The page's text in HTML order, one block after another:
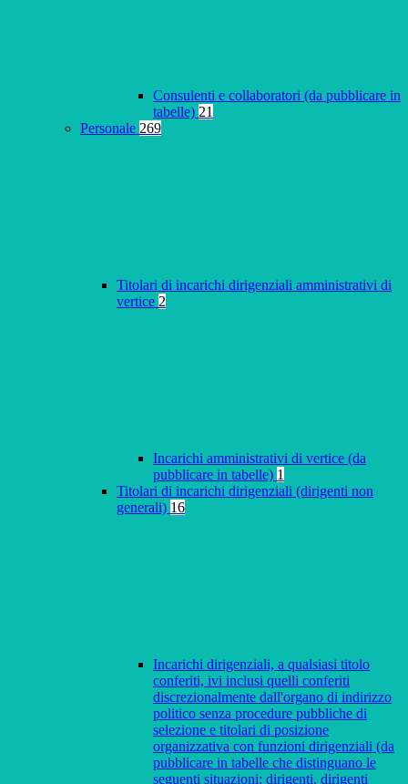
Consulenti e collaboratori (da pubblicare in
tabelle) 21
Personale 269
Titolari di incarichi dirigenziali amministrativi di
vertice 2
Incarichi amministrativi di vertice (da
pubblicare in tabelle) 1
Titolari di incarichi dirigenziali (dirigenti non
generali) 16
Incarichi dirigenziali, a qualsiasi titolo
conferiti, ivi inclusi quelli conferiti
discrezionalmente dall'organo di indirizzo
politico senza procedure pubbliche di
selezione e titolari di posizione
organizzativa con funzioni dirigenziali (da
pubblicare in tabelle che distinguano le
seguenti situazioni: dirigenti, dirigenti